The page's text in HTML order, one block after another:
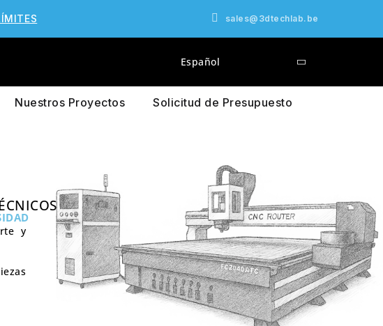
sales@3dtechlab.be
Español
Nuestros Proyectos Solicitud de Presupuesto
y